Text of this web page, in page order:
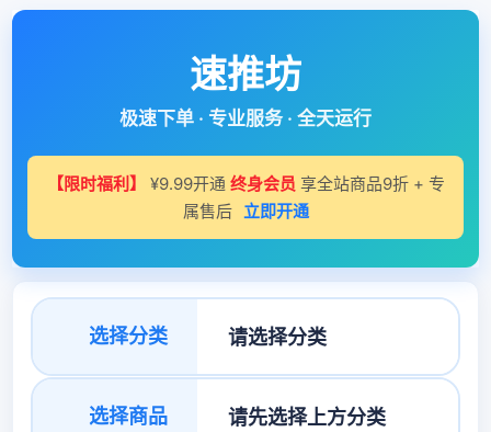
速推坊
极速下单 · 专业服务 · 全天运行
【限时福利】 ¥9.99开通 终身会员 享全站商品9折 + 专
属售后 立即开通
选择分类
选择商品